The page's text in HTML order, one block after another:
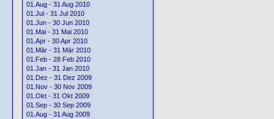
01.Aug - 31 Aug 2010
01.Jul - 31 Jul 2010
01.Jun - 30 Jun 2010
01.Mai - 31 Mai 2010
01.Apr - 30 Apr 2010
01.Mär - 31 Mär 2010
01.Feb - 28 Feb 2010
01.Jan - 31 Jan 2010
01.Dez - 31 Dez 2009
01.Nov - 30 Nov 2009
01.Okt - 31 Okt 2009
01.Sep - 30 Sep 2009
01.Aug - 31 Aug 2009